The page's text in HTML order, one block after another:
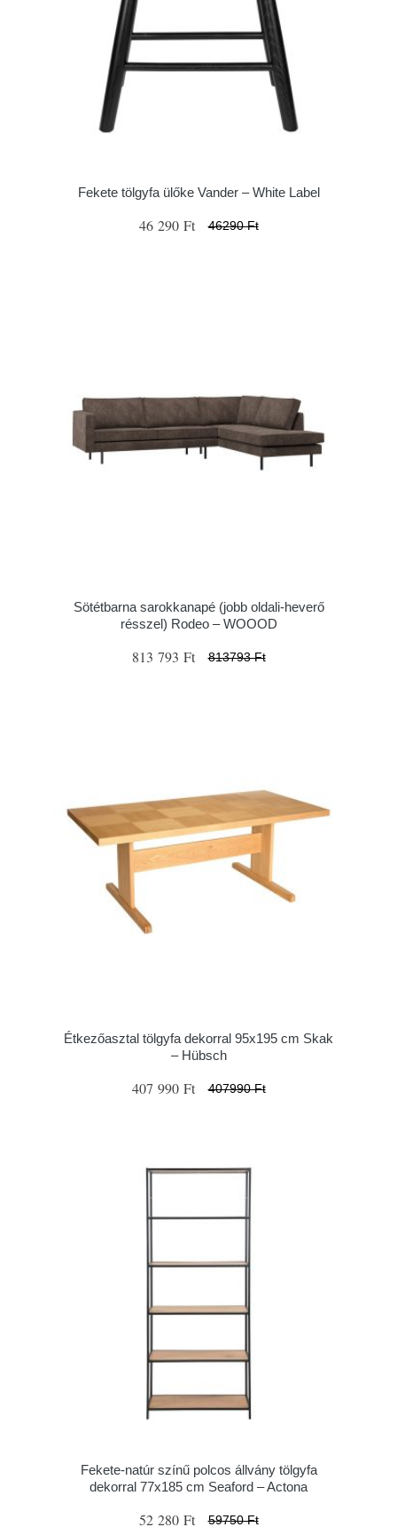
Fekete tölgyfa ülőke Vander – White Label
46 290 Ft 46290 Ft
Sötétbarna sarokkanapé (jobb oldali-heverő
résszel) Rodeo – WOOOD
813 793 Ft 813793 Ft
Étkezőasztal tölgyfa dekorral 95x195 cm Skak
– Hübsch
407 990 Ft 407990 Ft
Fekete-natúr színű polcos állvány tölgyfa
dekorral 77x185 cm Seaford – Actona
52 280 Ft 59750 Ft